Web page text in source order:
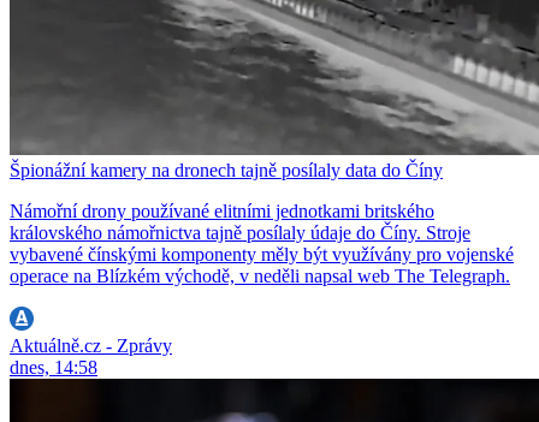
Špionážní kamery na dronech tajně posílaly data do Číny
Námořní drony používané elitními jednotkami britského
královského námořnictva tajně posílaly údaje do Číny. Stroje
vybavené čínskými komponenty měly být využívány pro vojenské
operace na Blízkém východě, v neděli napsal web The Telegraph.
Aktuálně.cz - Zprávy
dnes, 14:58